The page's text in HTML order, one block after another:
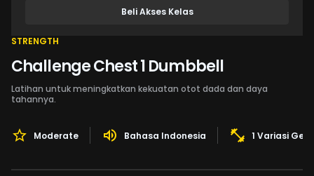
Beli Akses Kelas
STRENGTH
Challenge Chest 1 Dumbbell
Latihan untuk meningkatkan kekuatan otot dada dan daya
tahannya.
Moderate Bahasa Indonesia 1 Variasi